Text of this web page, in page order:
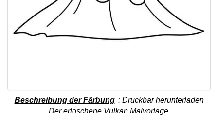
Beschreibung der Färbung : Druckbar herunterladen
Der erloschene Vulkan Malvorlage